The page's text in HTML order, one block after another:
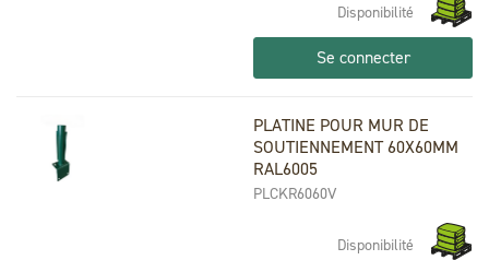
Disponibilité
Se connecter
PLATINE POUR MUR DE
SOUTIENNEMENT 60X60MM
RAL6005
PLCKR6060V
Disponibilité